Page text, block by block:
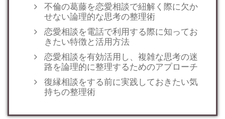
不倫の葛藤を恋愛相談で紐解く際に欠か
せない論理的な思考の整理術
恋愛相談を電話で利用する際に知ってお
きたい特徴と活用方法
恋愛相談を有効活用し、複雑な思考の迷
路を論理的に整理するためのアプローチ
復縁相談をする前に実践しておきたい気
持ちの整理術